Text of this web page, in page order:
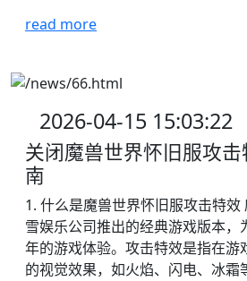
read more
2026-04-15 15:03:22
关闭魔兽世界怀旧服攻
南
1. 什么是魔兽世界怀旧服攻击特
雪娱乐公司推出的经典游戏版本，
年的游戏体验。攻击特效是指在游
的视觉效果，如火焰、闪电、冰霜